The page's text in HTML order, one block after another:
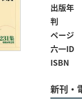
出版年
判
ページ
六一ID
ISBN
新刊・